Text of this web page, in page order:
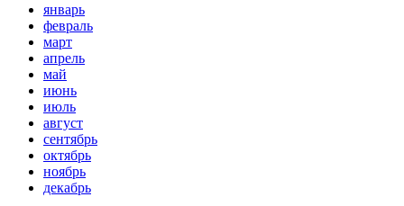
январь
февраль
март
апрель
май
июнь
июль
август
сентябрь
октябрь
ноябрь
декабрь